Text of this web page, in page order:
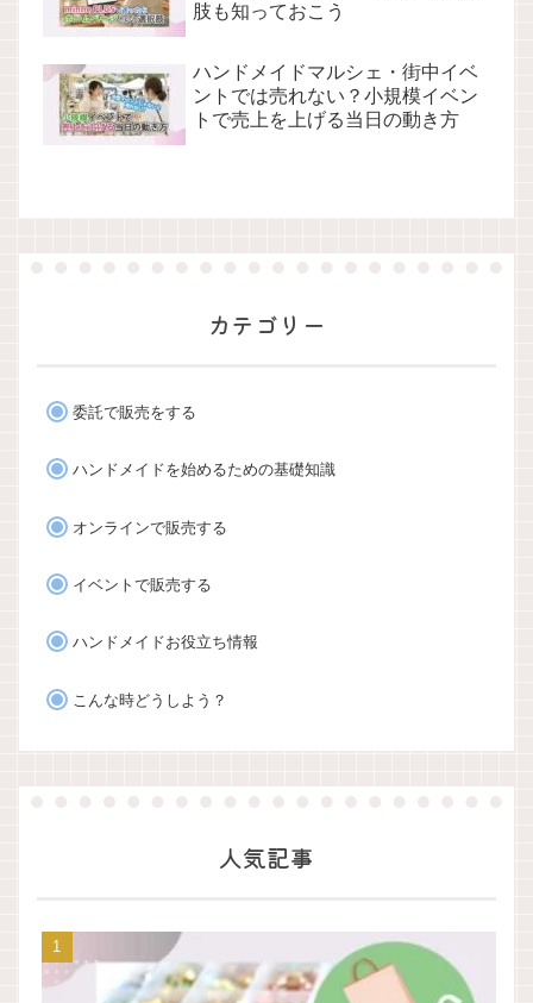
肢も知っておこう
ハンドメイドマルシェ・街中イベ
ントでは売れない？小規模イベン
トで売上を上げる当日の動き方
カテゴリー
委託で販売をする
ハンドメイドを始めるための基礎知識
オンラインで販売する
イベントで販売する
ハンドメイドお役立ち情報
こんな時どうしよう？
人気記事